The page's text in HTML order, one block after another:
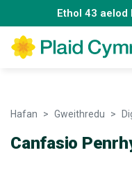
Ethol 43
Hafan Gweithredu
Canfasio